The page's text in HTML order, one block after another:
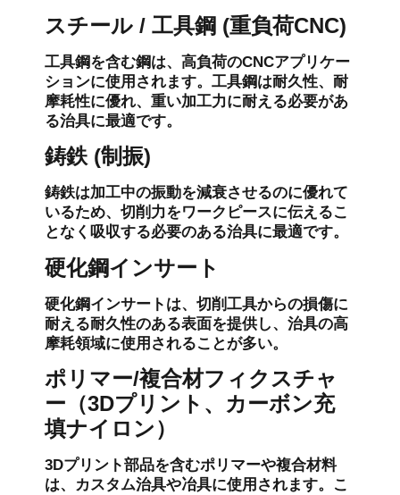
スチール / 工具鋼 (重負荷CNC)
工具鋼を含む鋼は、高負荷のCNCアプリケー
ションに使用されます。工具鋼は耐久性、耐
摩耗性に優れ、重い加工力に耐える必要があ
る治具に最適です。
鋳鉄 (制振)
鋳鉄は加工中の振動を減衰させるのに優れて
いるため、切削力をワークピースに伝えるこ
となく吸収する必要のある治具に最適です。
硬化鋼インサート
硬化鋼インサートは、切削工具からの損傷に
耐える耐久性のある表面を提供し、治具の高
摩耗領域に使用されることが多い。
ポリマー/複合材フィクスチャ
ー（3Dプリント、カーボン充
填ナイロン）
3Dプリント部品を含むポリマーや複合材料
は、カスタム治具や冶具に使用されます。こ